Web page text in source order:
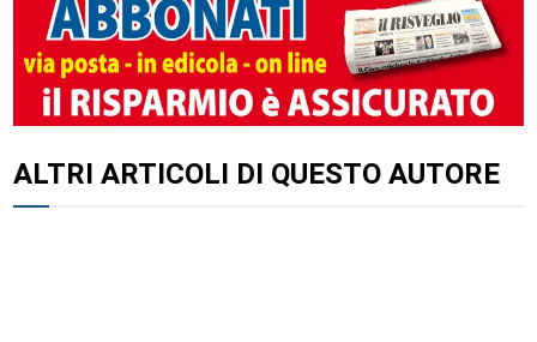
ALTRI ARTICOLI DI QUESTO AUTORE